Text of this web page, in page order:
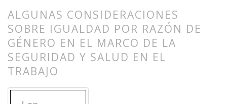
ALGUNAS CONSIDERACIONES
SOBRE IGUALDAD POR RAZÓN DE
GÉNERO EN EL MARCO DE LA
SEGURIDAD Y SALUD EN EL
TRABAJO